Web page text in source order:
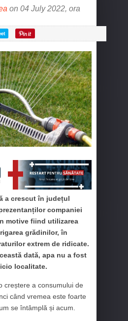
on 04 July 2022, ora
a crescut în județul
companiei
motive fiind utilizarea
grădinilor, în
extrem de ridicate.
dată, apa nu a fost
localitate.
creștere a consumului de
când vremea este foarte
se întâmplă și acum.